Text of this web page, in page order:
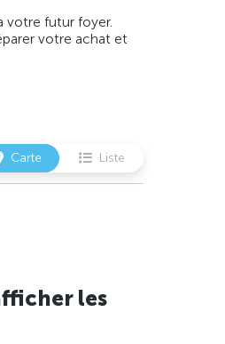
votre futur foyer.
votre achat et
Carte Liste
les